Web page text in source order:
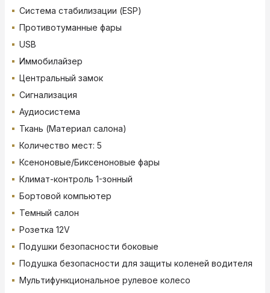
Система стабилизации (ESP)
Противотуманные фары
USB
Иммобилайзер
Центральный замок
Сигнализация
Аудиосистема
Ткань (Материал салона)
Количество мест: 5
Ксеноновые/Биксеноновые фары
Климат-контроль 1-зонный
Бортовой компьютер
Темный салон
Розетка 12V
Подушки безопасности боковые
Подушка безопасности для защиты коленей водителя
Мультифункциональное рулевое колесо